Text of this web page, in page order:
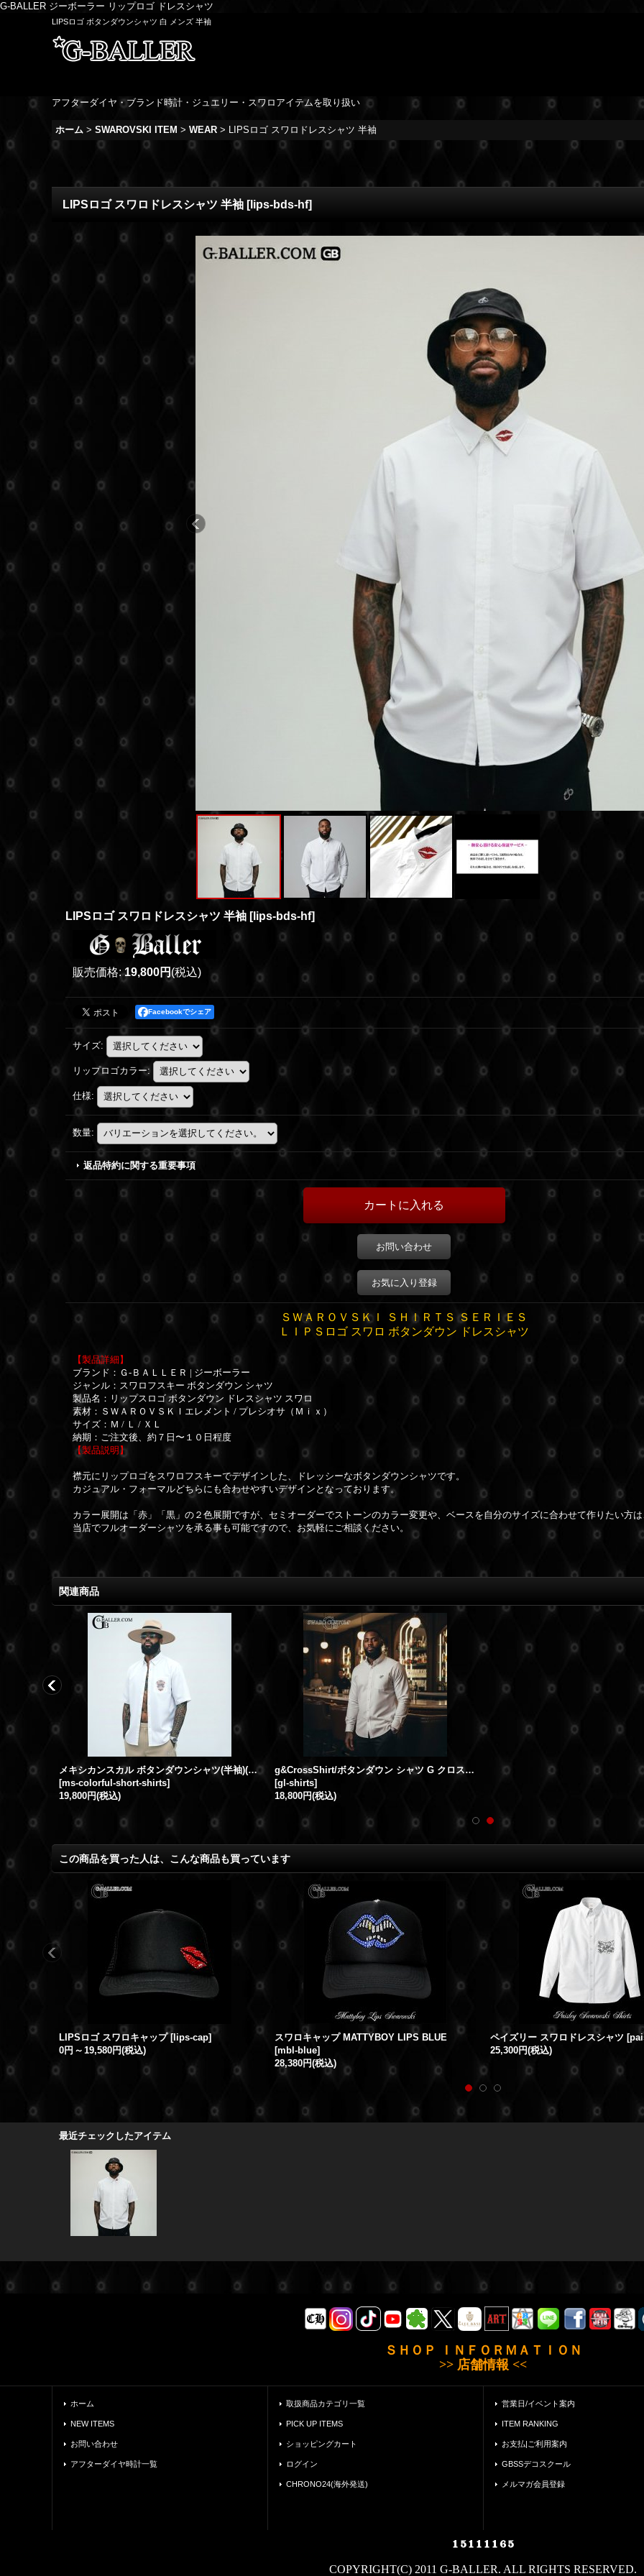
G-BALLER ジーボーラー リップロゴ ドレスシャツ
LIPSロゴ ボタンダウンシャツ 白 メンズ 半袖
アフターダイヤ・ブランド時計・ジュエリー・スワロアイテムを取り扱い
ホーム > SWAROVSKI ITEM > WEAR > LIPSロゴ スワロドレスシャツ 半袖
LIPSロゴ スワロドレスシャツ 半袖 [lips-bds-hf]
LIPSロゴ スワロドレスシャツ 半袖 [lips-bds-hf]
販売価格: 19,800円(税込)
Facebookでシェア
サイズ:
リップロゴカラー:
仕様:
数量:
返品特約に関する重要事項
お問い合わせ
お気に入り登録
ＳＷＡＲＯＶＳＫＩ ＳＨＩＲＴＳ ＳＥＲＩＥＳ
ＬＩＰＳロゴ スワロ ボタンダウン ドレスシャツ
【製品詳細】
ブランド：Ｇ-ＢＡＬＬＥＲ | ジーボーラー
ジャンル：スワロフスキー ボタンダウン シャツ
製品名：リップスロゴ ボタンダウン ドレスシャツ スワロ
素材： ＳＷＡＲＯＶＳＫＩエレメント / プレシオサ（Ｍｉｘ）
サイズ：Ｍ / Ｌ / ＸＬ
納期：ご注文後、約７日〜１０日程度
【製品説明】
襟元にリップロゴをスワロフスキーでデザインした、ドレッシーなボタンダウンシャツです。
カジュアル・フォーマルどちらにも合わせやすいデザインとなっております。
カラー展開は「赤」「黒」の２色展開ですが、セミオーダーでストーンのカラー変更や、ベースを自分のサイズに合わせて作りたい方
当店でフルオーダーシャツを承る事も可能ですので、お気軽にご相談ください。
関連商品
メキシカンスカル ボタンダウンシャツ(半袖)(Colorful)
[ms-colorful-short-shirts]
19,800円(税込)
g&CrossShirt/ボタンダウン シャツ G クロス ロゴ
[gl-shirts]
18,800円(税込)
この商品を買った人は、こんな商品も買っています
LIPSロゴ スワロキャップ [lips-cap]
0円 ～ 19,580円(税込)
スワロキャップ MATTYBOY LIPS BLUE
[mbl-blue]
28,380円(税込)
ペイズリー スワロドレスシャツ [
25,300円(税込)
最近チェックしたアイテム
ＳＨＯＰ ＩＮＦＯＲＭＡＴＩＯＮ
>> 店舗情報 <<
ホーム
NEW ITEMS
お問い合わせ
アフターダイヤ時計一覧
取扱商品カテゴリ一覧
PICK UP ITEMS
ショッピングカート
ログイン
CHRONO24(海外発送)
営業日/イベント案内
ITEM RANKING
お支払|ご利用案内
GBSSデコスクール
メルマガ会員登録
COPYRIGHT(C) 2011 G-BALLER. ALL RIGHTS RESERVED.